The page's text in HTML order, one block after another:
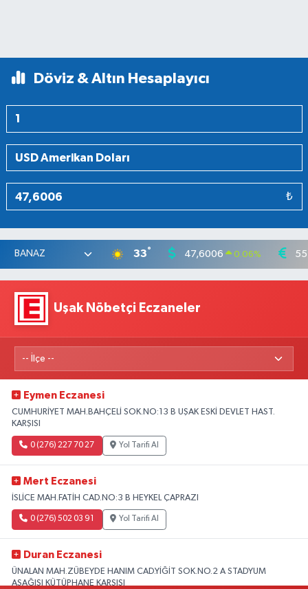
Döviz & Altın Hesaplayıcı
₺
33° 47,6006 0.06%
Uşak Nöbetçi Eczaneler
Eymen Eczanesi
CUMHURİYET MAH.BAHÇELİ SOK.NO:13 B UŞAK ESKİ DEVLET HAST.
KARŞISI
0 (276) 227 70 27 Yol Tarifi Al
Mert Eczanesi
İSLİCE MAH.FATİH CAD.NO:3 B HEYKEL ÇAPRAZI
0 (276) 502 03 91 Yol Tarifi Al
Duran Eczanesi
ÜNALAN MAH.ZÜBEYDE HANIM CAD.YİĞİT SOK.NO.2 A STADYUM
AŞAĞISI KÜTÜPHANE KARŞISI